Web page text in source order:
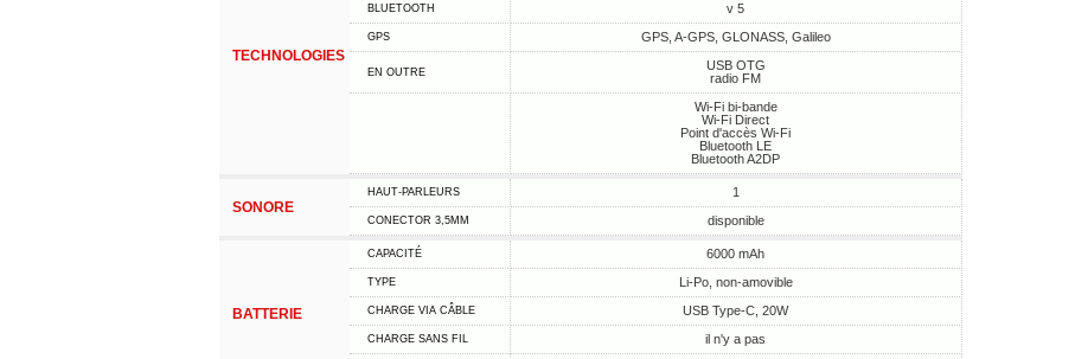
TECHNOLOGIES
BLUETOOTH v 5
GPS GPS, A-GPS, GLONASS, Galileo
EN OUTRE
USB OTG
radio FM
Wi-Fi bi-bande
Wi-Fi Direct
Point d'accès Wi-Fi
Bluetooth LE
Bluetooth A2DP
SONORE
HAUT-PARLEURS 1
CONECTOR 3,5MM disponible
BATTERIE
CAPACITÉ 6000 mAh
TYPE Li-Po, non-amovible
CHARGE VIA CÂBLE USB Type-C, 20W
CHARGE SANS FIL il n'y a pas